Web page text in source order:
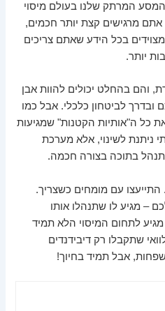
המסע המרתק שלנו בעולם מיסוי
אתם מרגישים קצת יותר חכמים,
בכל הידע שאתם צריכים
יותר.
והם בהחלט יכולים להוות אבן
ובדרך לביטחון כלכלי. אבל כמו
כל ה"אותיות הקטנות" שמגיעות
ניתנת לשינוי, אלא מערכת
בתוכה בצורה חכמה.
התייעצו עם מומחים כשצריך.
– מגיע לו שתנהלו אותו
לתחום המיסוי הלא תמיד
שתקבלו רק דיבידנדים
אבל תמיד בחיוך!